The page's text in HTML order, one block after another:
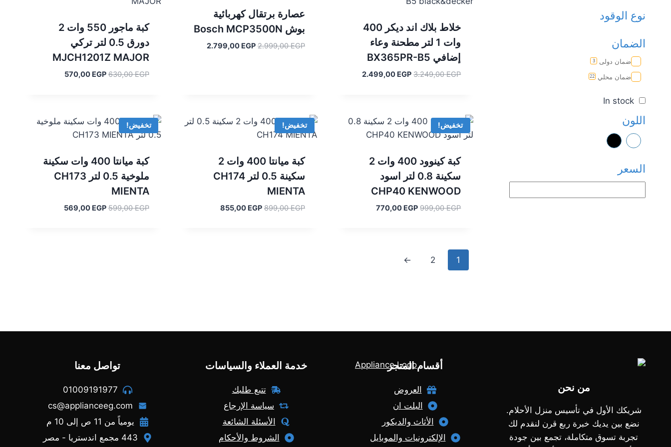
خلاط بلاك اند ديكر 400
وات 1 لتر مطحنة وعاء
إضافي BX365PR-B5
3.249,00EGP
السعر2.499,00 EGP
السعر
عصارة برتقال كهربائية
بوش Bosch MCP3500N
2.999,00EGP
السعر2.799,00 EGP
السعر
كبة ماجور 550 وات 2
دورق 0.5 لتر تركي
MJCH1201Z MAJOR
630,00EGP
السعر570,00 EGP
تخفيض!
كبة كينوود 400 وات 2
سكينة 0.8 لتر اسود
CHP40 KENWOOD
999,00EGP
السعر770,00 EGP
السعر
تخفيض!
كبة ميانتا 400 وات 2
سكينة 0.5 لتر CH174
MIENTA
899,00EGP
السعر855,00 EGP
السعر
تخفيض!
كبة ميانتا 400 وات سكينة
ملوخية 0.5 لتر CH173
MIENTA
599,00EGP
السعر569,00 EGP
1
2
←
نوع الوقود
الضمان
ضمان دولى 3
ضمان محلي 22
In stock
اللون
السعر
من نحن
شريكك الأول في تأسيس منزل الأحلام.
نضع بين يديك خبرة ربع قرن لنقدم لك
تجربة تسوق متكاملة، تجمع بين جودة
أقسام المتجر
العروض
البلت ان
الأثاث والديكور
الإلكترونيات والموبايل
خدمة العملاء والسياسات
تتبع طلبك
سياسة الإرجاع
الأسئلة الشائعة
الشروط والأحكام
تواصل معنا
01009191977
cs@applianceeg.com
يومياً من 11 ص إلى 10 م
443 مجمع اندستريا - مصر